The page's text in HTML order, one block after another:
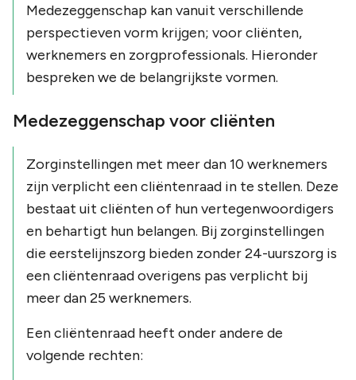
Medezeggenschap kan vanuit verschillende
perspectieven vorm krijgen; voor cliënten,
werknemers en zorgprofessionals. Hieronder
bespreken we de belangrijkste vormen.
Medezeggenschap voor cliënten
Zorginstellingen met meer dan 10 werknemers
zijn verplicht een cliëntenraad in te stellen. Deze
bestaat uit cliënten of hun vertegenwoordigers
en behartigt hun belangen. Bij zorginstellingen
die eerstelijnszorg bieden zonder 24-uurszorg is
een cliëntenraad overigens pas verplicht bij
meer dan 25 werknemers.
Een cliëntenraad heeft onder andere de
volgende rechten: